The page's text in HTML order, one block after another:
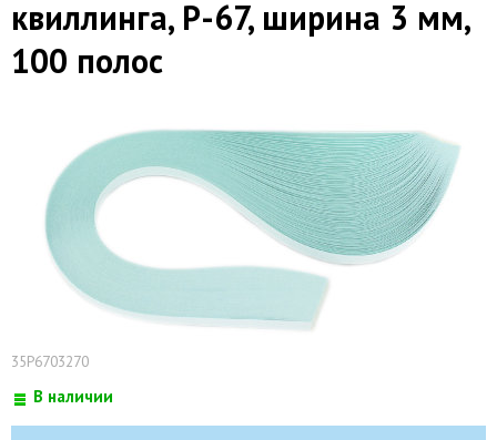
квиллинга, P-67, ширина 3 мм,
100 полос
35P6703270
В наличии